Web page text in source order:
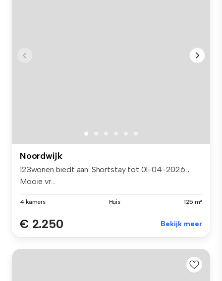
Noordwijk
123wonen biedt aan: Shortstay tot 01-04-2026 ,
Mooie vr...
4 kamers Huis 125 m²
€ 2.250 Bekijk meer